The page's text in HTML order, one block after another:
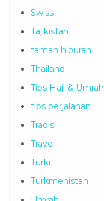
Swiss
Tajikistan
taman hiburan
Thailand
Tips Haji & Umrah
tips perjalanan
Tradisi
Travel
Turki
Turkmenistan